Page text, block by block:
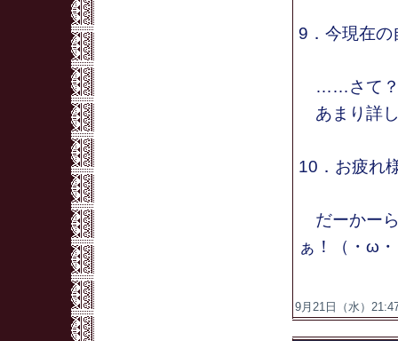
9．今現在
……さて
あまり詳
10．お疲れ
だーかー
ぁ！（・ω
9月21日（水）